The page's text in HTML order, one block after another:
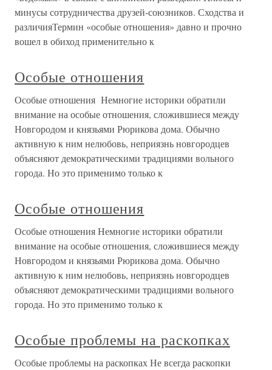
минусы сотрудничества друзей-союзников. Сходства и
различияТермин «особые отношения» давно и прочно
вошел в обиход применительно к
Особые отношения
Особые отношения Немногие историки обратили
внимание на особые отношения, сложившиеся между
Новгородом и князьями Рюрикова дома. Обычно
активную к ним нелюбовь, неприязнь новгородцев
объясняют демократическими традициями вольного
города. Но это применимо только к
Особые отношения
Особые отношения Немногие историки обратили
внимание на особые отношения, сложившиеся между
Новгородом и князьями Рюрикова дома. Обычно
активную к ним нелюбовь, неприязнь новгородцев
объясняют демократическими традициями вольного
города. Но это применимо только к
Особые проблемы на раскопках
Особые проблемы на раскопках Не всегда раскопки